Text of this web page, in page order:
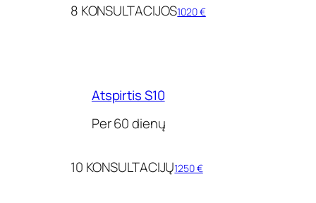
8 KONSULTACIJOS1020 €
Atspirtis S10
Per 60 dienų
10 KONSULTACIJŲ1250 €